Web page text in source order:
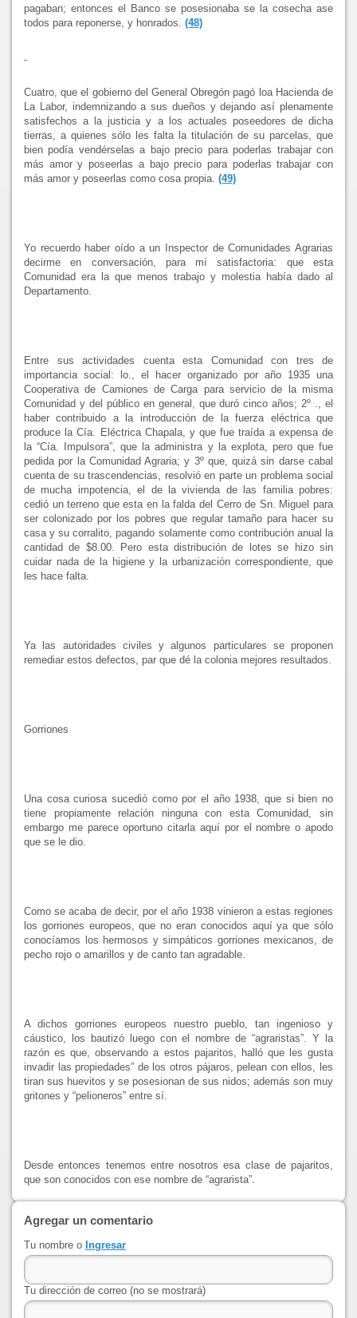
pagaban; entonces el Banco se posesionaba se la cosecha ase
todos para reponerse, y honrados. (48)
Cuatro, que el gobierno del General Obregón pagó loa Hacienda de
La Labor, indemnizando a sus dueños y dejando así plenamente
satisfechos a la justicia y a los actuales poseedores de dicha
tierras, a quienes sólo les falta la titulación de su parcelas, que
bien podía vendérselas a bajo precio para poderlas trabajar con
más amor y poseerlas a bajo precio para poderlas trabajar con
más amor y poseerlas como cosa propia. (49)
Yo recuerdo haber oído a un Inspector de Comunidades Agrarias
decirme en conversación, para mí satisfactoria: que esta
Comunidad era la que menos trabajo y molestia había dado al
Departamento.
Entre sus actividades cuenta esta Comunidad con tres de
importancia social: lo., el hacer organizado por año 1935 una
Cooperativa de Camiones de Carga para servicio de la misma
Comunidad y del público en general, que duró cinco años; 2º ., el
haber contribuido a la introducción de la fuerza eléctrica que
produce la Cía. EléctricaChapala, y que fue traída a expensa de
la “Cía. Impulsora”, que la administra y la explota, pero que fue
pedida por la Comunidad Agraria; y 3º que, quizá sin darse cabal
cuenta de su trascendencias, resolvió en parte un problema social
de mucha impotencia, el de la vivienda de las familia pobres:
cedió un terreno que esta en la falda del Cerro de Sn. Miguel para
ser colonizado por los pobres que regular tamaño para hacer su
casa y su corralito, pagando solamente como contribución anual la
cantidad de $8.00. Pero esta distribución de lotes se hizo sin
cuidar nada de la higiene y la urbanización correspondiente, que
les hace falta.
Ya las autoridades civiles y algunos particulares se proponen
remediar estos defectos, par que dé la colonia mejores resultados.
Gorriones
Una cosa curiosa sucedió como por el año 1938, que si bien no
tiene propiamente relación ninguna con esta Comunidad, sin
embargo me parece oportuno citarla aquí por el nombre o apodo
que se le dio.
Como se acaba de decir, por el año 1938 vinieron a estas regiones
los gorriones europeos, que no eran conocidos aquí ya que sólo
conocíamos los hermosos y simpáticos gorriones mexicanos, de
pecho rojo o amarillos y de canto tan agradable.
A dichos gorriones europeos nuestro pueblo, tan ingenioso y
cáustico, los bautizó luego con el nombre de “agraristas”. Y la
razón es que, observando a estos pajaritos, halló que les gusta
invadir las propiedades” de los otros pájaros, pelean con ellos, les
tiran sus huevitos y se posesionan de sus nidos; además son muy
gritones y “pelioneros” entre sí.
Desde entonces tenemos entre nosotros esa clase de pajaritos,
que son conocidos con ese nombre de “agrarista”.
Agregar un comentario
Tu nombre o Ingresar
Tu dirección de correo (no se mostrará)